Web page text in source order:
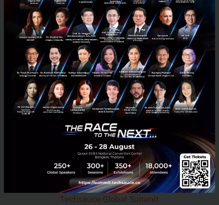
E-mail :contact@techsauce.co
Tel : 02-001-5375
Mobile : 06-4658-9500
Techsauce Media
About Techsauce
Techsauce Services
Privacy Policy
ส่งบทความ
Techsauce Global Summit